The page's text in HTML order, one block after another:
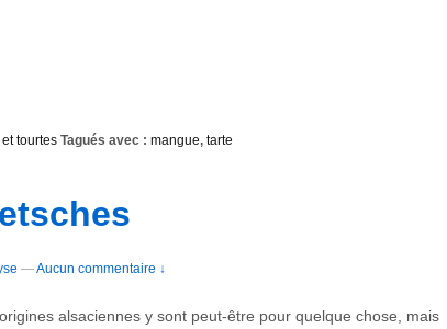
et tourtes Tagués avec : mangue, tarte
—Aucun commentaire ↓
alsaciennes y sont peut-être pour quelque chose, mais